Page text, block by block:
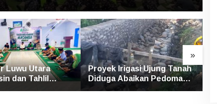
»
Luwu Utara
dan Tahlil
Korban
Proyek Irigasi Ujung Tanah
Diduga Abaikan Pedoman
Ditjen Pengairan, FK LSM-